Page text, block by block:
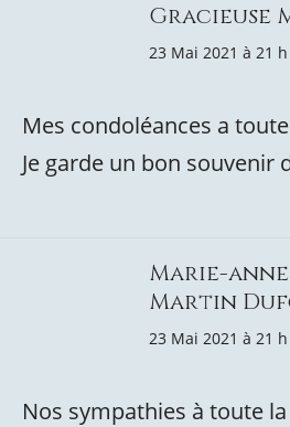
Gracieuse
23 Mai 2021 à 21
Mes condoléances a
Je garde un bon souvenir
Marie-
Martin
23 Mai 2021 à 21
Nos sympathies à toute